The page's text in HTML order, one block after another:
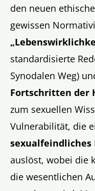
den neuen
gewissen
standardisierte
Synodalen Weg)
Fortschritten der
zum sexuellen
Vulnerabilität, die
sexualfeindliches
auslöst, wobei die
die wesentlichen